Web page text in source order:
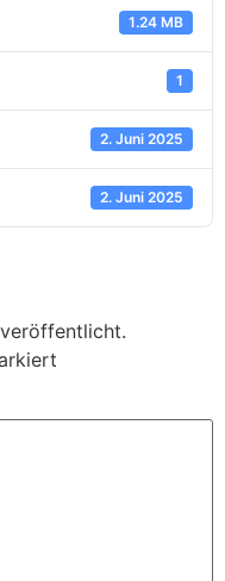
1.24 MB
1
2. Juni 2025
2. Juni 2025